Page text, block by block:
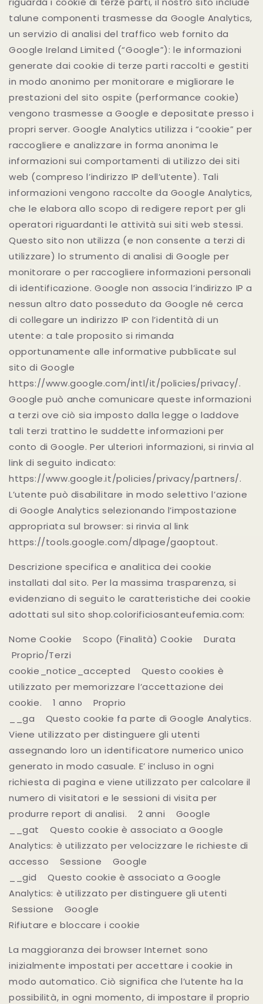
talune componenti trasmesse da Google Analytics,
un servizio di analisi del traffico web fornito da
Google Ireland Limited (“Google”): le informazioni
generate dai cookie di terze parti raccolti e gestiti
in modo anonimo per monitorare e migliorare le
prestazioni del sito ospite (performance cookie)
vengono trasmesse a Google e depositate presso i
propri server. Google Analytics utilizza i “cookie” per
raccogliere e analizzare in forma anonima le
informazioni sui comportamenti di utilizzo dei siti
web (compreso l’indirizzo IP dell’utente). Tali
informazioni vengono raccolte da Google Analytics,
che le elabora allo scopo di redigere report per gli
operatori riguardanti le attività sui siti web stessi.
Questo sito non utilizza (e non consente a terzi di
utilizzare) lo strumento di analisi di Google per
monitorare o per raccogliere informazioni personali
di identificazione. Google non associa l’indirizzo IP a
nessun altro dato posseduto da Google né cerca
di collegare un indirizzo IP con l’identità di un
utente: a tale proposito si rimanda
opportunamente alle informative pubblicate sul
sito di Google
https://www.google.com/intl/it/policies/privacy/.
Google può anche comunicare queste informazioni
a terzi ove ciò sia imposto dalla legge o laddove
tali terzi trattino le suddette informazioni per
conto di Google. Per ulteriori informazioni, si rinvia al
link di seguito indicato:
https://www.google.it/policies/privacy/partners/.
L’utente può disabilitare in modo selettivo l’azione
di Google Analytics selezionando l’impostazione
appropriata sul browser: si rinvia al link
https://tools.google.com/dlpage/gaoptout.
Descrizione specifica e analitica dei cookie
installati dal sito. Per la massima trasparenza, si
evidenziano di seguito le caratteristiche dei cookie
adottati sul sito shop.colorificiosanteufemia.com:
Nome Cookie Scopo (Finalità) Cookie Durata
Proprio/Terzi
cookie_notice_accepted Questo cookies è
utilizzato per memorizzare l’accettazione dei
cookie. 1 anno Proprio
__ga Questo cookie fa parte di Google Analytics.
Viene utilizzato per distinguere gli utenti
assegnando loro un identificatore numerico unico
generato in modo casuale. E’ incluso in ogni
richiesta di pagina e viene utilizzato per calcolare il
numero di visitatori e le sessioni di visita per
produrre report di analisi. 2 anni Google
__gat Questo cookie è associato a Google
Analytics: è utilizzato per velocizzare le richieste di
accesso Sessione Google
__gid Questo cookie è associato a Google
Analytics: è utilizzato per distinguere gli utenti
Sessione Google
Rifiutare e bloccare i cookie
La maggioranza dei browser Internet sono
inizialmente impostati per accettare i cookie in
modo automatico. Ciò significa che l’utente ha la
possibilità, in ogni momento, di impostare il proprio